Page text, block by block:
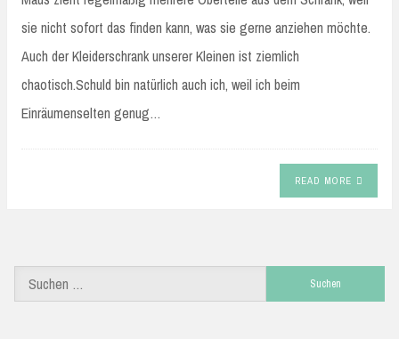
sie nicht sofort das finden kann, was sie gerne anziehen möchte.
Auch der Kleiderschrank unserer Kleinen ist ziemlich
chaotisch.Schuld bin natürlich auch ich, weil ich beim
Einräumenselten genug…
READ MORE
nach: